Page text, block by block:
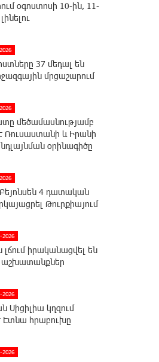
օգոստոսի 10-ին, 11-
37 մեդալ են
մրցաշարում
մեծամասնությամբ
է Ռուսաստանի և Իրանի
օրինագիծը
Բեյոնսեն ​​4 դատական
Թուրքիայում
2026
լճում իրականացվել են
2026
Սիցիլիա կղզում
Էտնա հրաբուխը
2026